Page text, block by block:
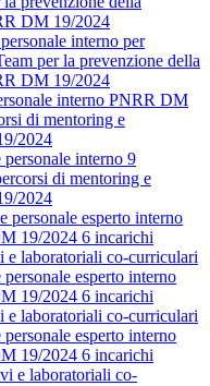
DM 19/2024
interno per
per la prevenzione della
DM 19/2024
interno PNRR DM
di mentoring e
2024
interno 9
di mentoring e
2024
personale esperto interno
19/2024 6 incarichi
laboratoriali co-curriculari
esperto interno
19/2024 6 incarichi
laboratoriali co-curriculari
esperto interno
19/2024 6 incarichi
e laboratoriali co-